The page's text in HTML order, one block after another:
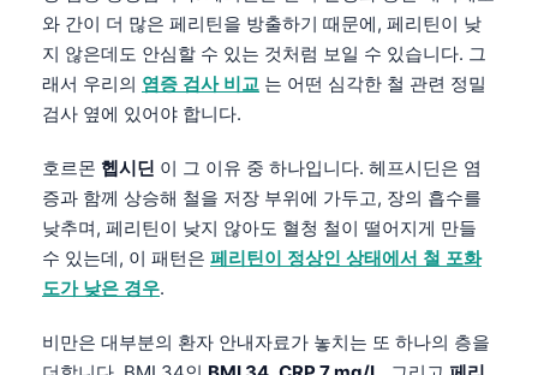
와 간이 더 많은 페리틴을 방출하기 때문에, 페리틴이 낮
지 않은데도 안심할 수 있는 것처럼 보일 수 있습니다. 그
래서 우리의 염증 검사 비교 는 어떤 심각한 철 관련 정밀
검사 옆에 있어야 합니다.
호르몬 헵시딘 이 그 이유 중 하나입니다. 헤프시딘은 염
증과 함께 상승해 철을 저장 부위에 가두고, 장의 흡수를
낮추며, 페리틴이 낮지 않아도 혈청 철이 떨어지게 만들
수 있는데, 이 패턴은 페리틴이 정상인 상태에서 철 포화
도가 낮은 경우.
비만은 대부분의 환자 안내자료가 놓치는 또 하나의 층을
Ślōnskŏ gŏdka
Norsk bokmål